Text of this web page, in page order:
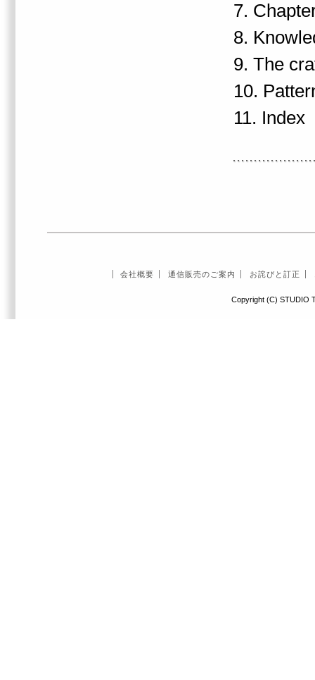
7.
8.
9. The
10.
11. Index
会社概要 通信販売のご案内 お詫びと訂正
Copyright (C) STUDIO